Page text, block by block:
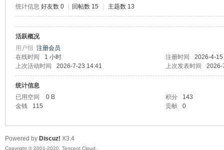
大
统计信息 好友数 0 回帖数 15 主题数 13
活跃概况
用户组 注册会员
在线时间
1 小时 注册时间
2026-4-
上次活动时间
2026-7-23 14:41 上次发表时间 2026-
统计信息
已用空间
0 B 积分
143
金钱
115 贡献 0
Powered by Discuz! X3.4
Copyright © 2001-2020, Tencent Cloud.